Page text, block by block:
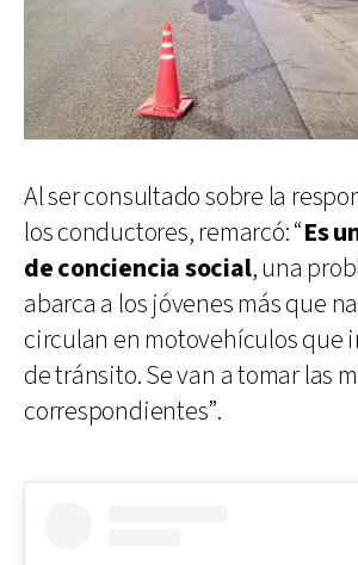
Al ser consultado sobre la
los conductores, remarcó: “Es
de conciencia social, una
abarca a los jóvenes más que
circulan en motovehículos que
de tránsito. Se van a tomar las
correspondientes”.